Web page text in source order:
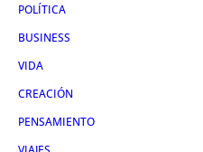
POLÍTICA
BUSINESS
VIDA
CREACIÓN
PENSAMIENTO